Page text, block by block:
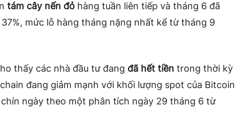
​​tám cây nến đỏ hàng tuần liên tiếp và tháng 6 đã
mức lỗ hàng tháng nặng nhất kể từ tháng 9
thấy các nhà đầu tư đang đã hết tiền trong thời kỳ
đang giảm mạnh với khối lượng spot của Bitcoin
ngày theo một phân tích ngày 29 tháng 6 từ